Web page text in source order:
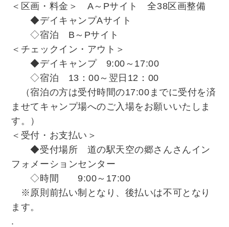
＜区画・料金＞ A～Pサイト 全38区画整備
◆デイキャンプAサイト
◇宿泊 B～Pサイト
＜チェックイン・アウト＞
◆デイキャンプ 9:00～17:00
◇宿泊 13：00～翌日12：00
（宿泊の方は受付時間の17:00までに受付を済
ませてキャンプ場へのご入場をお願いいたしま
す。）
＜受付・お支払い＞
◆受付場所 道の駅天空の郷さんさんイン
フォメーションセンター
◇時間 9:00～17:00
※原則前払い制となり、後払いは不可となり
ます。
.